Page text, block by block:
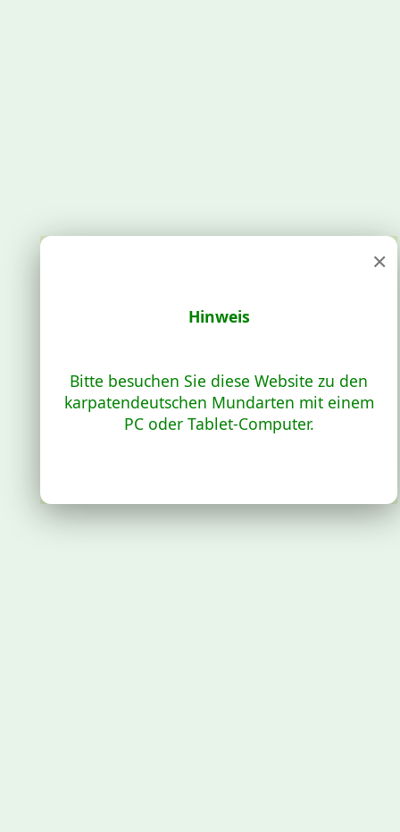
×
Hinweis
Bitte besuchen Sie diese Website zu den
karpatendeutschen Mundarten mit einem
PC oder Tablet-Computer.